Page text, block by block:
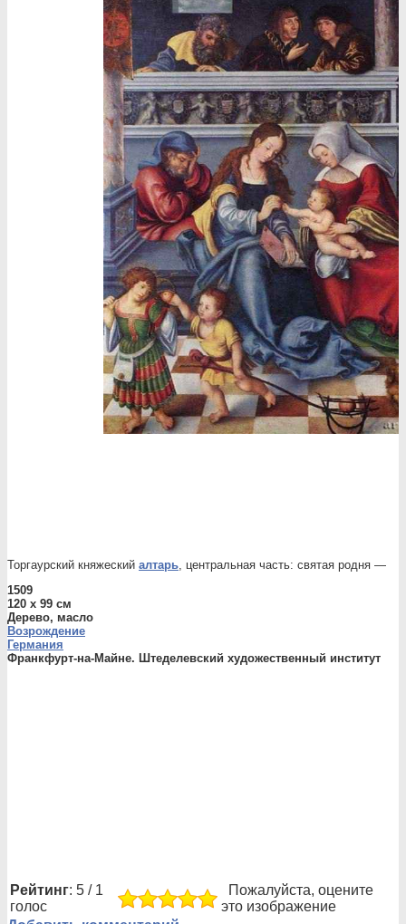
Торгаурский княжеский алтарь, центральная часть: святая родня —
1509
120 x 99 см
Дерево, масло
Возрождение
Германия
Франкфурт-на-Майне. Штеделевский художественный институт
Рейтинг: 5 / 1
голос
Пожалуйста, оцените
это изображение